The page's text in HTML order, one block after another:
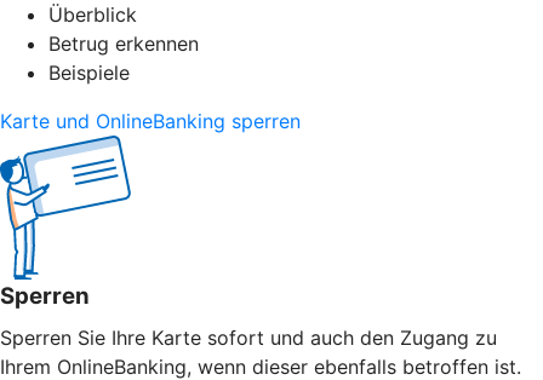
Überblick
Betrug erkennen
Beispiele
Karte und OnlineBanking sperren
Sperren
Sperren Sie Ihre Karte sofort und auch den Zugang zu
Ihrem OnlineBanking, wenn dieser ebenfalls betroffen ist.